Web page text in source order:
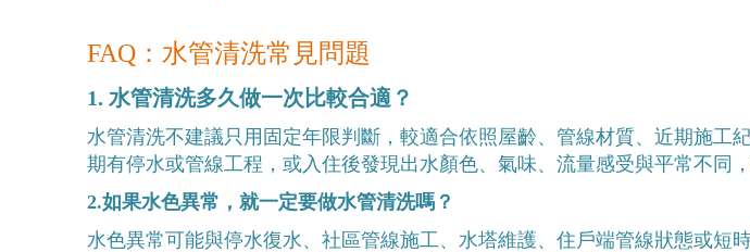
FAQ：水管清洗常見問題
1. 水管清洗多久做一次比較合適？
水管清洗不建議只用固定年限判斷，較適合依照屋齡、管線材質、近期施
期有停水或管線工程，或入住後發現出水顏色、氣味、流量感受與平常不同
2.如果水色異常，就一定要做水管清洗嗎？
水色異常可能與停水復水、社區管線施工、水塔維護、住戶端管線狀態或